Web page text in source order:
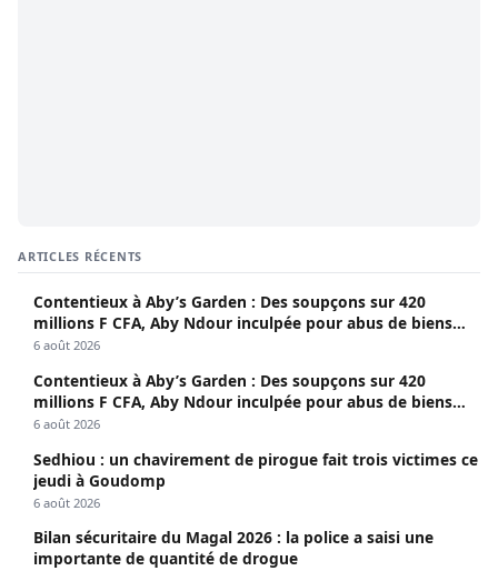
ARTICLES RÉCENTS
Contentieux à Aby’s Garden : Des soupçons sur 420
millions F CFA, Aby Ndour inculpée pour abus de biens
sociaux
6 août 2026
Contentieux à Aby’s Garden : Des soupçons sur 420
millions F CFA, Aby Ndour inculpée pour abus de biens
sociaux
6 août 2026
Sedhiou : un chavirement de pirogue fait trois victimes ce
jeudi à Goudomp
6 août 2026
Bilan sécuritaire du Magal 2026 : la police a saisi une
importante de quantité de drogue